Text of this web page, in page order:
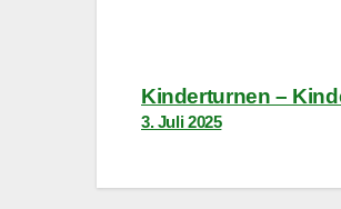
Kinderturnen –
3. Juli 2025